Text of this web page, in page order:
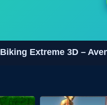
Biking Extreme 3D –